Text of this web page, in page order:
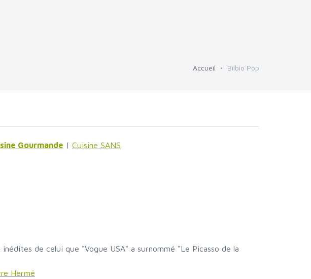
Accueil Bilbio Pop
Gourmande | Cuisine SANS
de celui que "Vogue USA" a surnommé "Le Picasso de la
Hermé